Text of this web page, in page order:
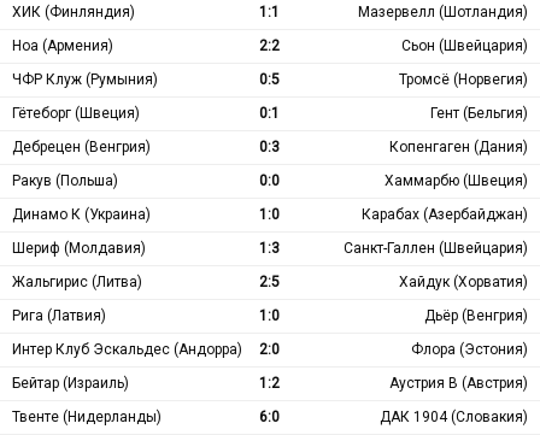
ХИК (Финляндия)
1:1
Мазервелл (Шотландия)
Ноа (Армения)
2:2
Сьон (Швейцария)
ЧФР Клуж (Румыния)
0:5
Тромсё (Норвегия)
Гётеборг (Швеция)
0:1
Гент (Бельгия)
Дебрецен (Венгрия)
0:3
Копенгаген (Дания)
Ракув (Польша)
0:0
Хаммарбю (Швеция)
Динамо К (Украина)
1:0
Карабах (Азербайджан)
Шериф (Молдавия)
1:3
Санкт-Галлен (Швейцария)
Жальгирис (Литва)
2:5
Хайдук (Хорватия)
Рига (Латвия)
1:0
Дьёр (Венгрия)
Интер Клуб Эскальдес (Андорра)
2:0
Флора (Эстония)
Бейтар (Израиль)
1:2
Аустрия В (Австрия)
Твенте (Нидерланды)
6:0
ДАК 1904 (Словакия)